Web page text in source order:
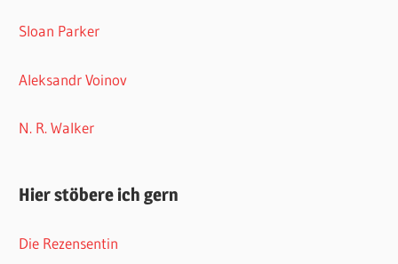
Sloan Parker
Aleksandr Voinov
N. R. Walker
Hier stöbere ich gern
Die Rezensentin